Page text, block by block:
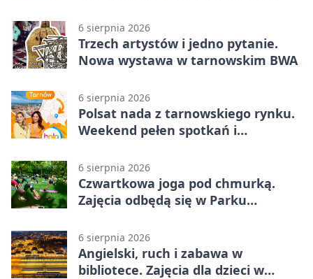
6 sierpnia 2026
Trzech artystów i jedno pytanie.
Nowa wystawa w tarnowskim BWA
6 sierpnia 2026
Polsat nada z tarnowskiego rynku.
Weekend pełen spotkań i
6 sierpnia 2026
Czwartkowa joga pod chmurką.
Zajęcia odbędą się w Parku
6 sierpnia 2026
Angielski, ruch i zabawa w
bibliotece. Zajęcia dla dzieci w